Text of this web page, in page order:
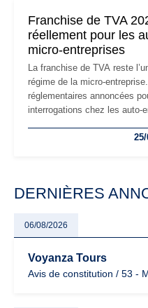
Franchise de TVA
réellement pour les
micro-entreprises
La franchise de TVA reste
régime de la micro-
réglementaires annoncées
interrogations chez les auto-
facturation ou risque de
DERNIÈRES
06/08/2026
Voyanza Tours
Avis de constitution / 53 -